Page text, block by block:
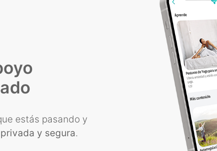
estás pasando y
y segura.